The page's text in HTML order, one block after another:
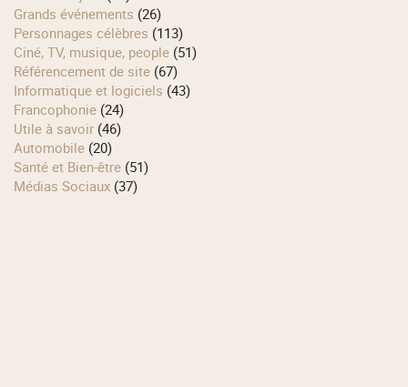
Grands événements (26)
Personnages célèbres (113)
Ciné, TV, musique, people (51)
Référencement de site (67)
Informatique et logiciels (43)
Francophonie (24)
Utile à savoir (46)
Automobile (20)
Santé et Bien-être (51)
Médias Sociaux (37)